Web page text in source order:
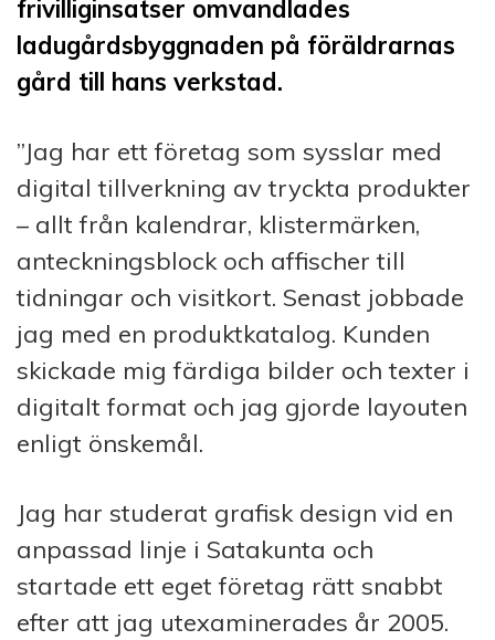
frivilliginsatser omvandlades
ladugårdsbyggnaden på föräldrarnas
gård till hans verkstad.
”Jag har ett företag som sysslar med
digital tillverkning av tryckta produkter
– allt från kalendrar, klistermärken,
anteckningsblock och affischer till
tidningar och visitkort. Senast jobbade
jag med en produktkatalog. Kunden
skickade mig färdiga bilder och texter i
digitalt format och jag gjorde layouten
enligt önskemål.
Jag har studerat grafisk design vid en
anpassad linje i Satakunta och
startade ett eget företag rätt snabbt
efter att jag utexaminerades år 2005.